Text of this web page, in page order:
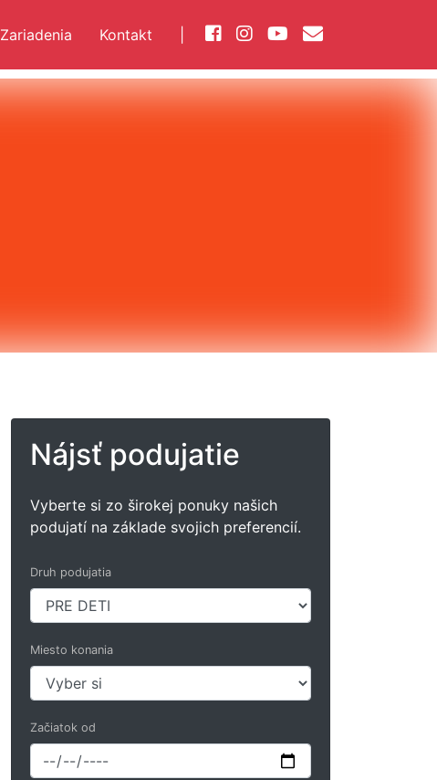
Zariadenia Kontakt
Nájsť podujatie
Vyberte si zo širokej ponuky našich
podujatí na základe svojich preferencií.
Druh podujatia
Miesto konania
Začiatok od